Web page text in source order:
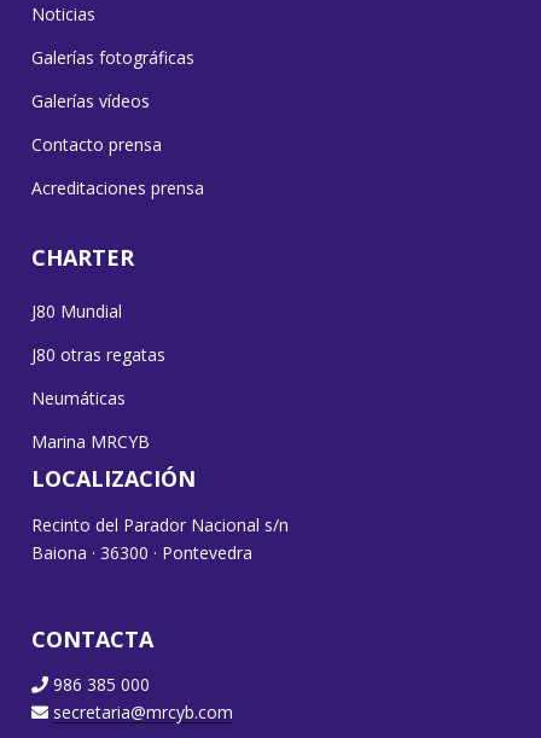
Noticias
Galerías fotográficas
Galerías vídeos
Contacto prensa
Acreditaciones prensa
CHARTER
J80 Mundial
J80 otras regatas
Neumáticas
Marina MRCYB
LOCALIZACIÓN
Recinto del Parador Nacional s/n
Baiona · 36300 · Pontevedra
CONTACTA
986 385 000
secretaria@mrcyb.com